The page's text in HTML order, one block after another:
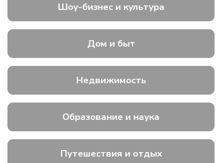
Шоу-бизнес и культура
Дом и быт
Недвижимость
Образование и наука
Путешествия и отдых